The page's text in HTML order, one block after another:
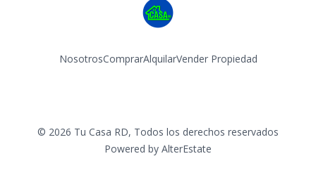
NosotrosComprarAlquilarVender Propiedad
© 2026 Tu Casa RD, Todos los derechos reservados
Powered by AlterEstate